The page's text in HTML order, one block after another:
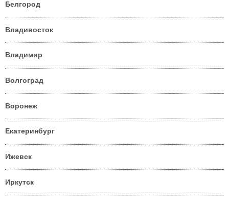
Белгород
Владивосток
Владимир
Волгоград
Воронеж
Екатеринбург
Ижевск
Иркутск